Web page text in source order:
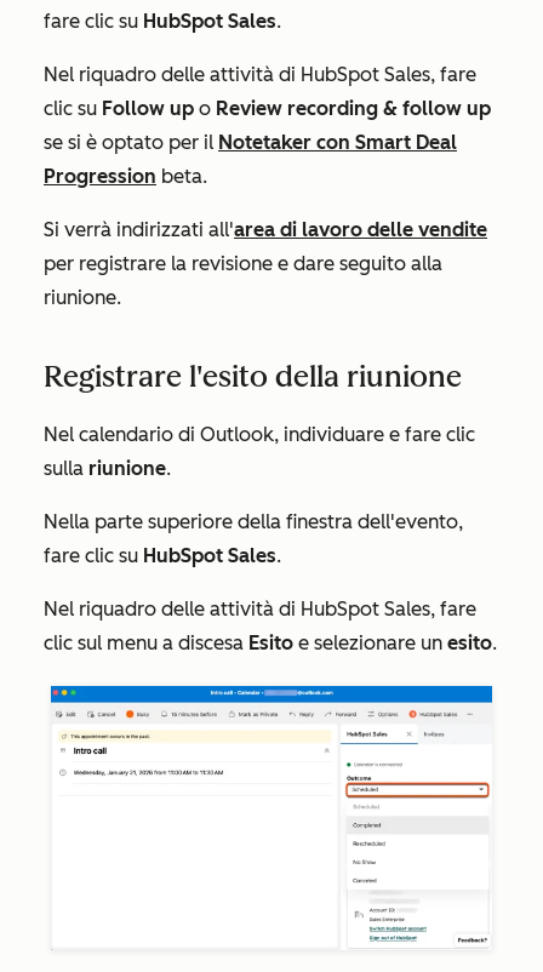
fare clic su HubSpot Sales.
Nel riquadro delle attività di HubSpot Sales, fare
clic su Follow up o Review recording & follow up
se si è optato per il Notetaker con Smart Deal
Progression beta.
Si verrà indirizzati all'area di lavoro delle vendite
per registrare la revisione e dare seguito alla
riunione.
Registrare l'esito della riunione
Nel calendario di Outlook, individuare e fare clic
sulla riunione.
Nella parte superiore della finestra dell'evento,
fare clic su HubSpot Sales.
Nel riquadro delle attività di HubSpot Sales, fare
clic sul menu a discesa Esito e selezionare un esito.